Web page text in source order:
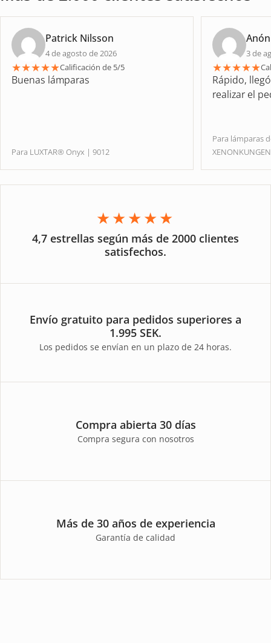
Patrick Nilsson
4 de agosto de 2026
★★★★★Calificación de 5/5
Buenas lámparas
Para LUXTAR® Onyx | 9012
3 de
★★★★★
Rápido,
realizar el
Para lámparas
★★★★★
4,7 estrellas según más de 2000 clientes
satisfechos.
Envío gratuito para pedidos superiores a
1.995 SEK.
Los pedidos se envían en un plazo de 24 horas.
Compra abierta 30 días
Compra segura con nosotros
Más de 30 años de experiencia
Garantía de calidad